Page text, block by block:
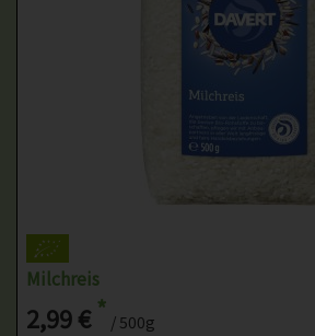
Milchreis
2,99 €* / 500g